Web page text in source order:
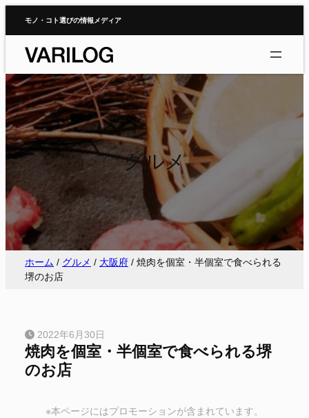
キ
ッ
プ
モノ・コト選びの情報メディア
グルメ
ホーム / グルメ / 大阪府 / 焼肉を個室・半個室で食べられる
堺のお店
2022年6月30日
焼肉を個室・半個室で食べられる堺
のお店
※本ページにはプロモーションが含まれています。